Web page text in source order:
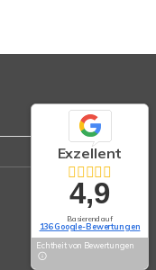
Exzellent
4,9
Basierend auf
136 Google-Bewertungen
Echtheit von Bewertungen